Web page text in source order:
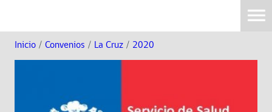
Inicio / Convenios / La Cruz / 2020